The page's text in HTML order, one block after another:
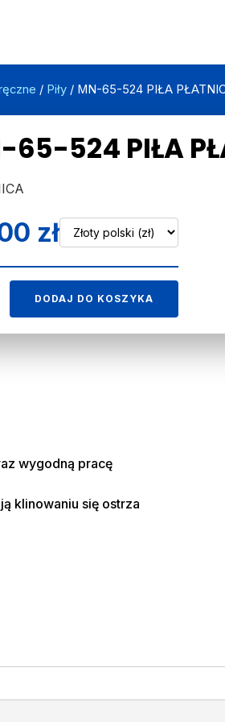
/ Piły/ MN-65-524 PIŁA
65-524 PIŁA
zł
DODAJ DO KOSZYKA
wygodną pracę
klinowaniu się ostrza